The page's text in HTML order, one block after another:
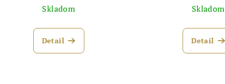
Skladom
Detail
Skladom
Detail